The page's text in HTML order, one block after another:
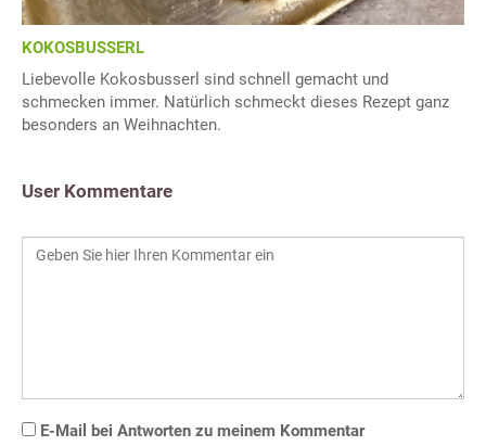
KOKOSBUSSERL
Liebevolle Kokosbusserl sind schnell gemacht und
schmecken immer. Natürlich schmeckt dieses Rezept ganz
besonders an Weihnachten.
User Kommentare
E-Mail bei Antworten zu meinem Kommentar